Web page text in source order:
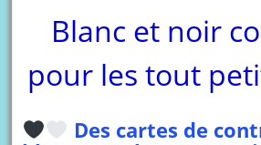
Blanc et noir
pour les tout
Des cartes de